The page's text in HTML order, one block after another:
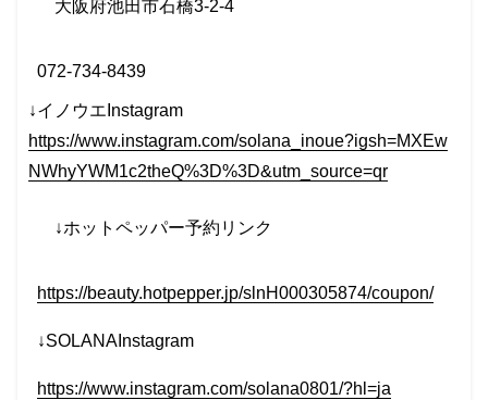
大阪府池田市石橋3-2-4
072-734-8439
↓イノウエInstagram
https://www.instagram.com/solana_inoue?igsh=MXEw
NWhyYWM1c2theQ%3D%3D&utm_source=qr
↓ホットペッパー予約リンク
https://beauty.hotpepper.jp/slnH000305874/coupon/
↓SOLANAInstagram
https://www.instagram.com/solana0801/?hl=ja